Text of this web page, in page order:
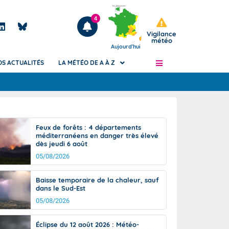
Articles
4
Aujourd'hui
Vigilance
météo
de
Phénomènes dangereux de J+2 à J+7
Avertissement pluies intenses à l'échelle
des communes (Apic)
Bulletins Marine
Bulletins d'estimation du risque
d'avalanche
Météo des forêts
Vigicrues
ACTUALITÉS LA MÉTÉO DE A À Z
Feux de forêts : 4 départements
méditerranéens en danger très élevé
dès jeudi 6 août
05/08/2026
Baisse temporaire de la chaleur, sauf
dans le Sud-Est
05/08/2026
Éclipse du 12 août 2026 : Météo-